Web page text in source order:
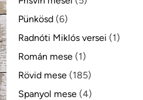
Pünkösd (6)
Radnóti Miklós versei (1)
Román mese (1)
Rövid mese (185)
Spanyol mese (4)